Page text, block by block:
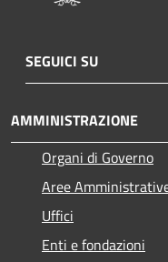
SEGUICI SU
AMMINISTRAZIONE
Organi di Governo
Aree
Uffici
Enti e fondazioni